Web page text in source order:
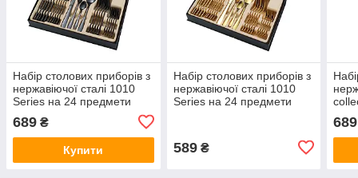
Набір столових приборів з
нержавіючої сталі 1010
Series на 24 предмети
ложки, виделки
689 ₴
Купити
Набір столових приборів з
нержавіючої сталі 1010
Series на 24 предмети
589₴
689